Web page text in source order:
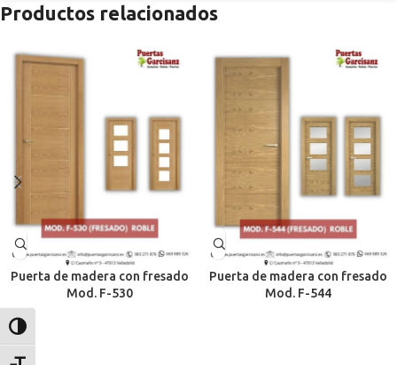
Alternar alto contraste
Productos relacionados
Puerta de madera con fresado
Mod. F-530
Puerta de madera con fresado
Mod. F-544